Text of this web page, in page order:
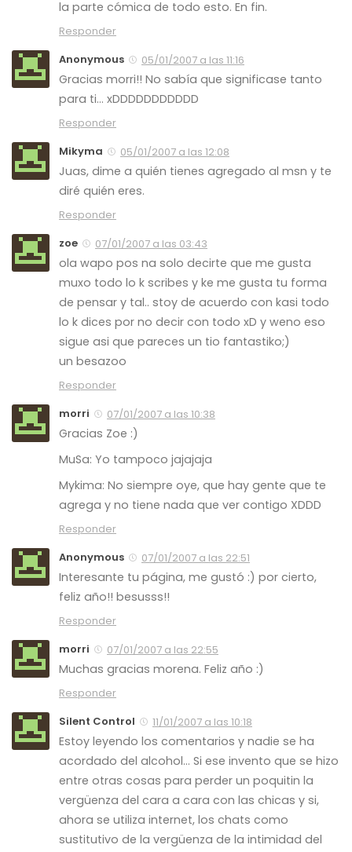
la parte cómica de todo esto. En fin.
Responder
Anonymous
05/01/2007 a las 11:16
Gracias morri!! No sabía que significase tanto
para ti… xDDDDDDDDDDD
Responder
Mikyma
05/01/2007 a las 12:08
Juas, dime a quién tienes agregado al msn y te
diré quién eres.
Responder
zoe
07/01/2007 a las 03:43
ola wapo pos na solo decirte que me gusta
muxo todo lo k scribes y ke me gusta tu forma
de pensar y tal.. stoy de acuerdo con kasi todo
lo k dices por no decir con todo xD y weno eso
sigue asi que pareces un tio fantastiko;)
un besazoo
Responder
morri
07/01/2007 a las 10:38
Gracias Zoe :)
MuSa: Yo tampoco jajajaja
Mykima: No siempre oye, que hay gente que te
agrega y no tiene nada que ver contigo XDDD
Responder
Anonymous
07/01/2007 a las 22:51
Interesante tu página, me gustó :) por cierto,
feliz año!! besusss!!
Responder
morri
07/01/2007 a las 22:55
Muchas gracias morena. Feliz año :)
Responder
Silent Control
11/01/2007 a las 10:18
Estoy leyendo los comentarios y nadie se ha
acordado del alcohol… Si ese invento que se hizo
entre otras cosas para perder un poquitin la
vergüenza del cara a cara con las chicas y si,
ahora se utiliza internet, los chats como
sustitutivo de la vergüenza de la intimidad del